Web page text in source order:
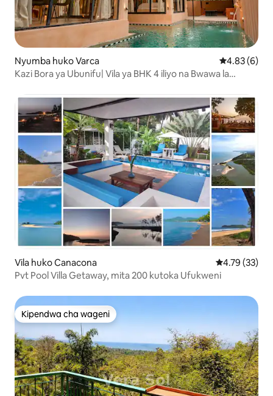
Nyumba huko Varca Ukadiriaji
4.83 (6)
Kazi Bora ya Ubunifu| Vila ya BHK 4 iliyo na Bwawa la
Vila huko Canacona Ukadiriaji wa
4.79 (33)
Pvt Pool Villa Getaway, mita 200 kutoka Ufukweni
Kipendwa cha wageni
Kipendwa cha wageni